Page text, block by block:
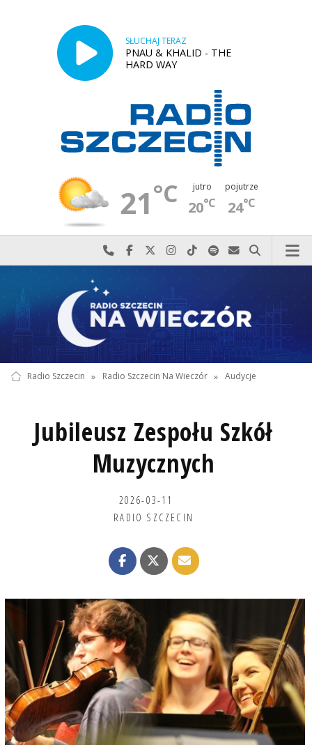
SŁUCHAJ TERAZ
PNAU & KHALID - THE
HARD WAY
21°C jutro
20°C
pojutrze
24°C
Najlepiej po prostu do nas zadzwoń
Odwiedź nas na Facebook-u
Odwiedź nas na X
Odwiedź nas na Instagram-ie
Odwiedź nas na TikTok-u
Szukaj nas na Spotify
Wyślij do nas
Szukaj
Radio Szczecin » Radio Szczecin Na Wieczór » Audycje
Jubileusz Zespołu Szkół
Muzycznych
2026-03-11
RADIO SZCZECIN